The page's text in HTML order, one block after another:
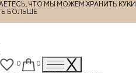
ЧТО МЫ МОЖЕМ ХРАНИТЬ КУКИ
БОЛЬШЕ
0
0